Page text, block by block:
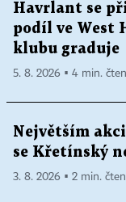
Havrlant se
podíl ve West
klubu graduje
5. 8. 2026 ▪ 4 min.
Největším
se Křetínský
3. 8. 2026 ▪ 2 min.